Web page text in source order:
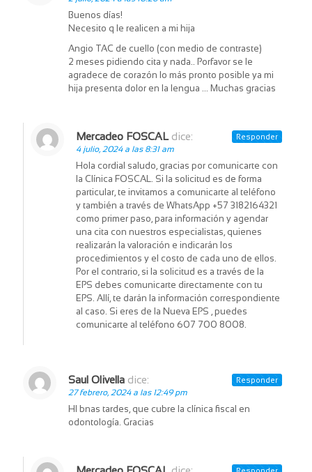
Buenos días!
Necesito q le realicen a mi hija
Angio TAC de cuello (con medio de contraste)
2 meses pidiendo cita y nada.. Porfavor se le
agradece de corazón lo más pronto posible ya mi
hija presenta dolor en la lengua … Muchas gracias
Mercadeo FOSCAL dice:
4 julio, 2024 a las 8:31 am
Hola cordial saludo, gracias por comunicarte con
la Clínica FOSCAL. Si la solicitud es de forma
particular, te invitamos a comunicarte al teléfono
y también a través de WhatsApp +57 3182164321
como primer paso, para información y agendar
una cita con nuestros especialistas, quienes
realizarán la valoración e indicarán los
procedimientos y el costo de cada uno de ellos.
Por el contrario, si la solicitud es a través de la
EPS debes comunicarte directamente con tu
EPS. Allí, te darán la información correspondiente
al caso. Si eres de la Nueva EPS , puedes
comunicarte al teléfono 607 700 8008.
Responder
Saul Olivella dice:
27 febrero, 2024 a las 12:49 pm
Hl bnas tardes, que cubre la clínica fiscal en
odontología. Gracias
Responder